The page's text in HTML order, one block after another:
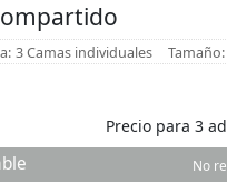
3 Camas individuales Tamaño:
Precio para 3
No